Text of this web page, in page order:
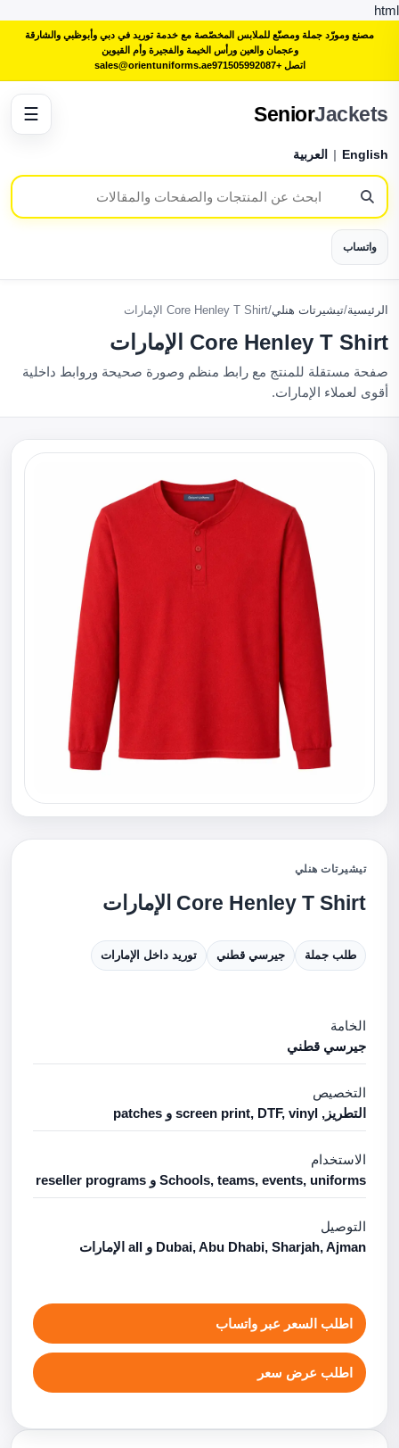
html
مصنع ومورّد جملة ومصنّع للملابس المخصّصة مع خدمة توريد في دبي وأبوظبي والشارقة
وعجمان والعين ورأس الخيمة والفجيرة وأم القيوين
اتصل +971505992087
sales@orientuniforms.ae
SeniorJackets
English
| العربية
واتساب
☰
الرئيسية/تيشيرتات هنلي/Core Henley T Shirt الإمارات
Core Henley T Shirt الإمارات
صفحة مستقلة للمنتج مع رابط منظم وصورة صحيحة وروابط داخلية
أقوى لعملاء الإمارات.
تيشيرتات هنلي
Core Henley T Shirt الإمارات
طلب جملة جيرسي قطني توريد داخل الإمارات
الخامة
جيرسي قطني
التخصيص
التطريز, screen print, DTF, vinyl و patches
الاستخدام
Schools, teams, events, uniforms و reseller programs
التوصيل
Dubai, Abu Dhabi, Sharjah, Ajman و all الإمارات
اطلب السعر عبر واتساب
اطلب عرض سعر